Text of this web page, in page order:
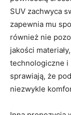
SUV zachwyca
zapewnia mu
również nie
jakości
technologiczne i
sprawiają, że
niezwykle